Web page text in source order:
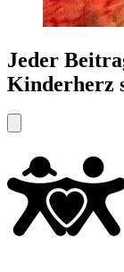
Jeder
Kinderherz